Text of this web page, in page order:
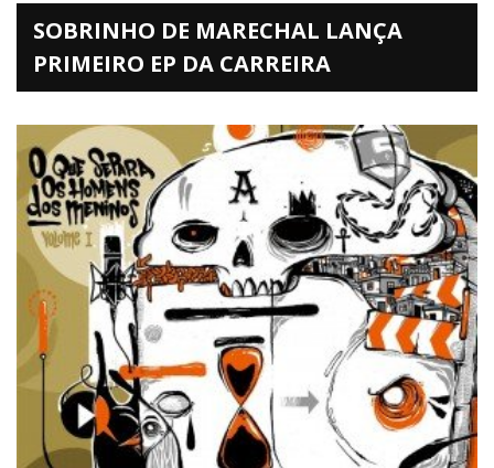
SOBRINHO DE MARECHAL LANÇA
PRIMEIRO EP DA CARREIRA